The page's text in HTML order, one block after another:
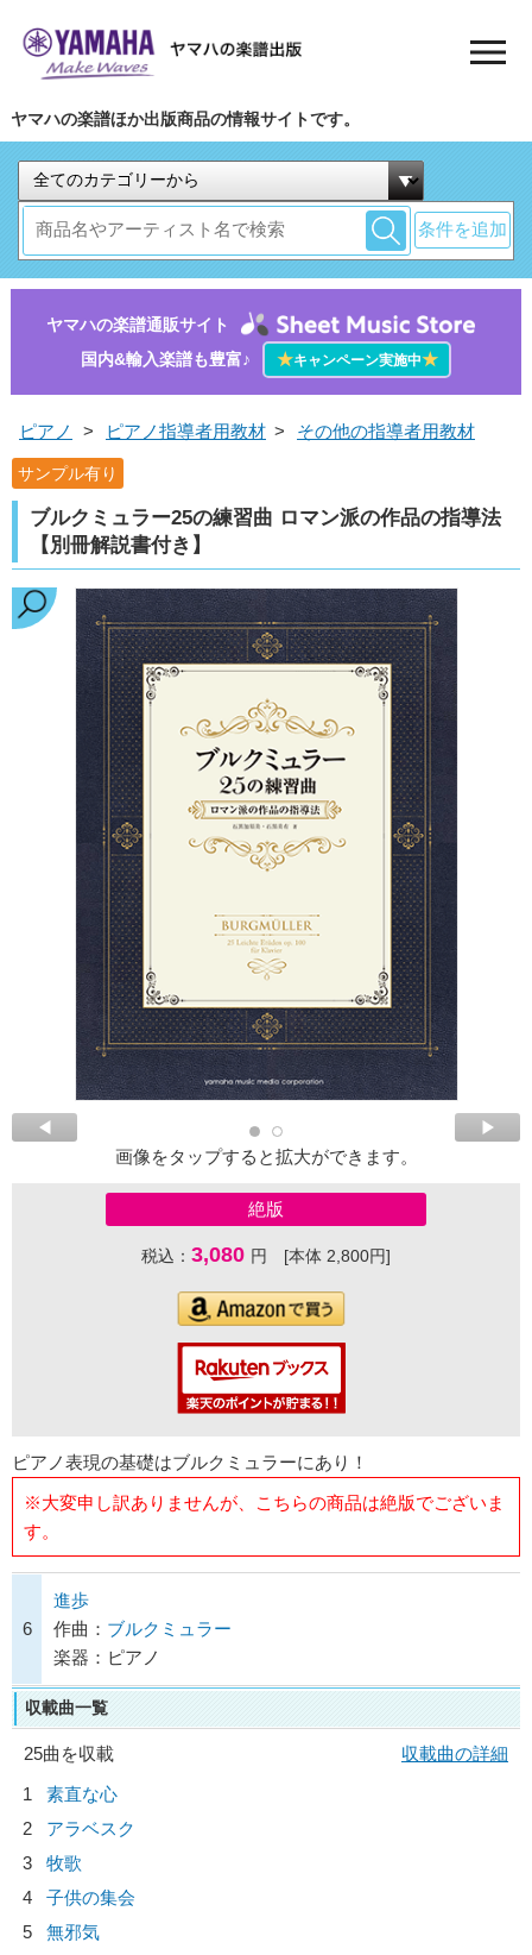
ヤマハの楽譜ほか出版商品の情報サイトです。
条件を追加
ヤマハの楽譜通販サイト
国内&輸入楽譜も豊富♪
★キャンペーン実施中★
ピアノ > ピアノ指導者用教材 > その他の指導者用教材
サンプル有り
ブルクミュラー25の練習曲 ロマン派の作品の指導法
【別冊解説書付き】
画像をタップすると拡大ができます。
絶版
税込： 3,080 円 [本体 2,800円]
ピアノ表現の基礎はブルクミュラーにあり！
※大変申し訳ありませんが、こちらの商品は絶版でございま
す。
6
進歩
作曲： ブルクミュラー
楽器：ピアノ
収載曲一覧
25曲を収載
収載曲の詳細
1
素直な心
2
アラベスク
3
牧歌
4
子供の集会
5
無邪気